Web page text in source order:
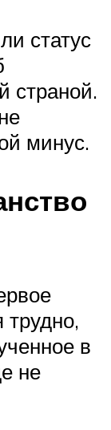
статус
страной.
минус.
трудно,
в
не